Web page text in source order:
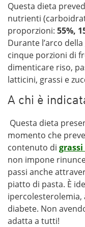
Questa dieta
nutrienti
proporzioni: 55%,
Durante l’arco
cinque porzioni di
dimenticare riso,
latticini, grassi e
A chi è
Questa dieta
momento che
contenuto di
non impone
passi anche
piatto di pasta. È
diabete. Non
adatta a tutti!